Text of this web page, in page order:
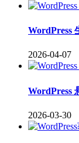
WordPress
2026-04-07
WordPress
2026-03-30